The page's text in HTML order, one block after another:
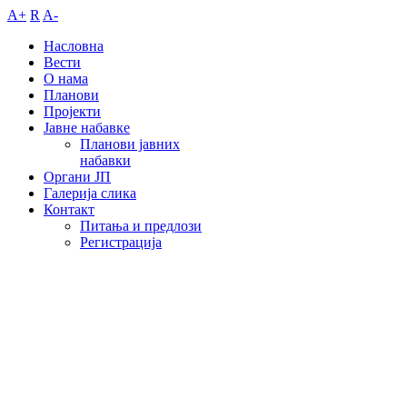
A+ R A-
Насловна
Вести
О нама
Планови
Пројекти
Јавне набавке
Планови јавних
набавки
Органи ЈП
Галерија слика
Контакт
Питања и предлози
Регистрација